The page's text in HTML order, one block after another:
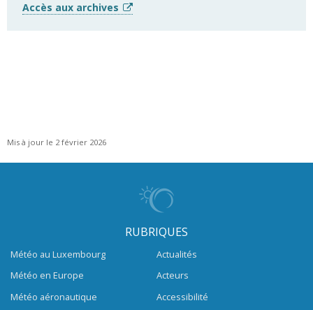
Accès aux archives
Mis à jour le 2 février 2026
RUBRIQUES
Météo au Luxembourg
Météo en Europe
Météo aéronautique
Actualités
Acteurs
Accessibilité